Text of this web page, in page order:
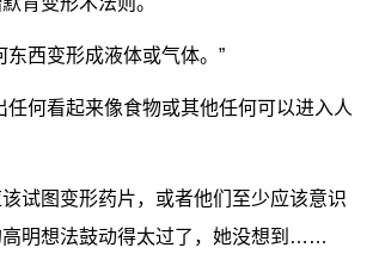
东西变形成液体或气体。”
任何看起来像食物或其他任何可以进入人
试图变形药片，或者他们至少应该意识
明想法鼓动得太过了，她没想到……